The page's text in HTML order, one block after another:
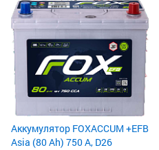
Аккумулятор FOXACCUM +EFB
Asia (80 Ah) 750 А, D26